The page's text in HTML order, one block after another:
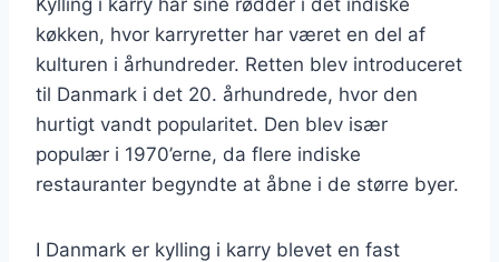
køkken, hvor karryretter har været en del af
kulturen i århundreder. Retten blev introduceret
til Danmark i det 20. århundrede, hvor den
hurtigt vandt popularitet. Den blev især
populær i 1970’erne, da flere indiske
restauranter begyndte at åbne i de større byer.
I Danmark er kylling i karry blevet en fast